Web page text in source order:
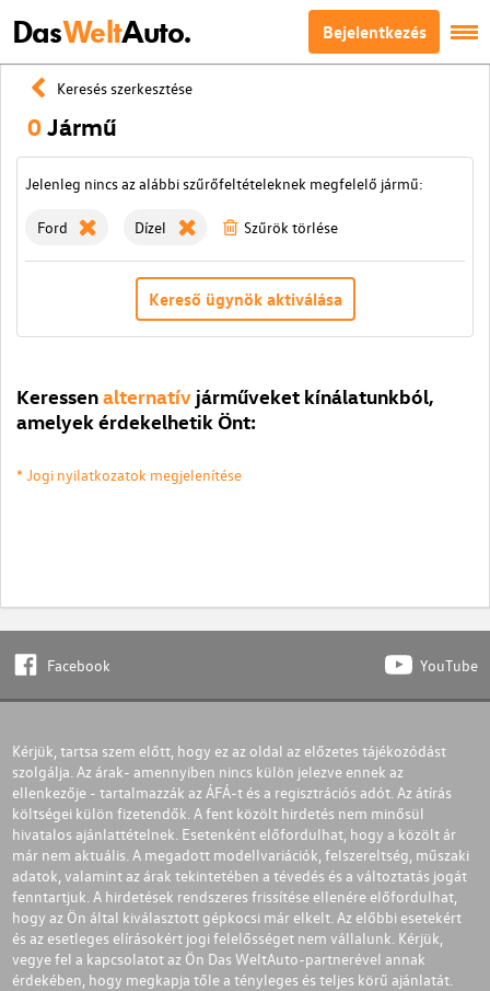
DasWeltAuto. Bejelentkezés
Keresés szerkesztése
0Jármű
Jelenleg nincs az alábbi szűrőfeltételeknek megfelelő jármű:
Ford Dízel Szűrök törlése
Kereső ügynök aktiválása
Keressenalternatív járműveket kínálatunkból,
amelyek érdekelhetik Önt:
* Jogi nyilatkozatok megjelenítése
Facebook YouTube
Kérjük, tartsa szem előtt, hogy ez az oldal az előzetes tájékozódást
szolgálja. Az árak- amennyiben nincs külön jelezve ennek az
ellenkezője - tartalmazzák az ÁFÁ-t és a regisztrációs adót. Az átírás
költségei külön fizetendők. A fent közölt hirdetés nem minősül
hivatalos ajánlattételnek. Esetenként előfordulhat, hogy a közölt ár
már nem aktuális. A megadott modellvariációk, felszereltség, műszaki
adatok, valamint az árak tekintetében a tévedés és a változtatás jogát
fenntartjuk. A hirdetések rendszeres frissítése ellenére előfordulhat,
hogy az Ön által kiválasztott gépkocsi már elkelt. Az előbbi esetekért
és az esetleges elírásokért jogi felelősséget nem vállalunk. Kérjük,
vegye fel a kapcsolatot az Ön Das WeltAuto-partnerével annak
érdekében, hogy megkapja tőle a tényleges és teljes körű ajánlatát.